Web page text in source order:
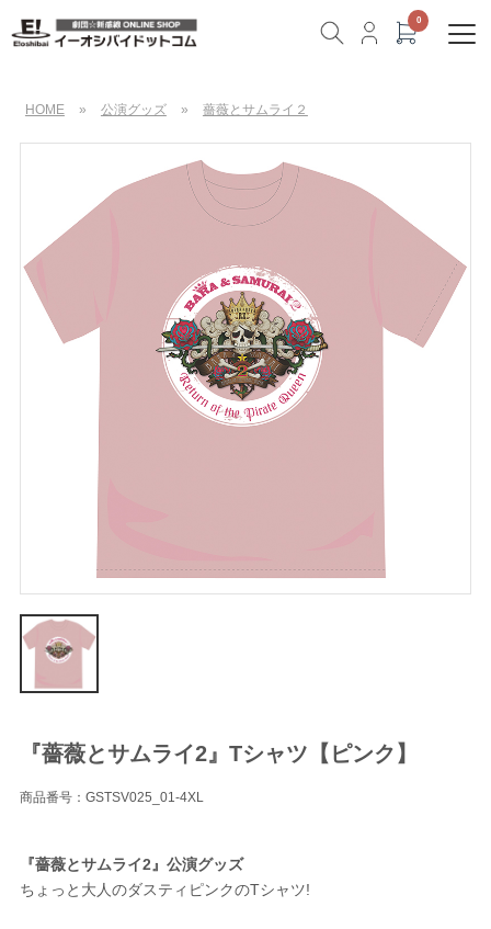
HOME » 公演グッズ » 薔薇とサムライ２
『薔薇とサムライ2』Tシャツ【ピンク】
商品番号：GSTSV025_01-4XL
『薔薇とサムライ2』公演グッズ
ちょっと大人のダスティピンクのTシャツ!